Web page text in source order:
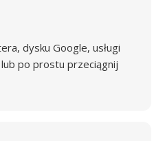
dysku Google, usługi
po prostu przeciągnij